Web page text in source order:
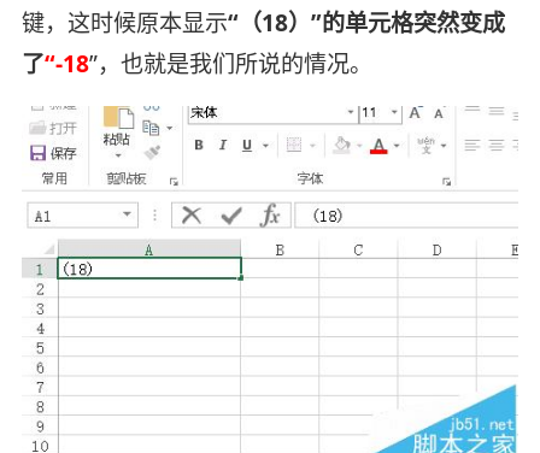
键，这时候原本显示“（18）”的单元格突然变成
了“-18”，也就是我们所说的情况。